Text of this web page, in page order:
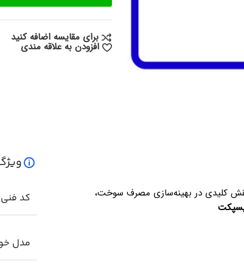
برای مقایسه اضافه کنید
افزودن به علاقه مندی
کلیدی در بهینه‌سازی مصرف سوخت،
کد
مدل